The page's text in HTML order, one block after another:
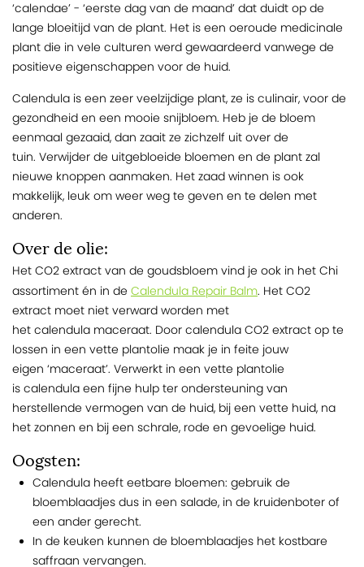
‘calendae’ - ‘eerste dag van de maand’ dat duidt op de
lange bloeitijd van de plant. Het is een oeroude medicinale
plant die in vele culturen werd gewaardeerd vanwege de
positieve eigenschappen voor de huid.
Calendula is een zeer veelzijdige plant, ze is culinair, voor de
gezondheid en een mooie snijbloem. Heb je de bloem
eenmaal gezaaid, dan zaait ze zichzelf uit over de
tuin. Verwijder de uitgebloeide bloemen en de plant zal
nieuwe knoppen aanmaken. Het zaad winnen is ook
makkelijk, leuk om weer weg te geven en te delen met
anderen.
Over de olie:
Het CO2 extract van de goudsbloem vind je ook in het Chi
assortiment én in de Calendula Repair Balm. Het CO2
extract moet niet verward worden met
het calendula maceraat. Door calendula CO2 extract op te
lossen in een vette plantolie maak je in feite jouw
eigen ‘maceraat’. Verwerkt in een vette plantolie
is calendula een fijne hulp ter ondersteuning van
herstellende vermogen van de huid, bij een vette huid, na
het zonnen en bij een schrale, rode en gevoelige huid.
Oogsten:
Calendula heeft eetbare bloemen: gebruik de
bloemblaadjes dus in een salade, in de kruidenboter of
een ander gerecht.
In de keuken kunnen de bloemblaadjes het kostbare
saffraan vervangen.